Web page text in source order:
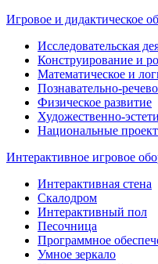
Игровое и дидактическое
Исследовательская
Конструирование и
Математическое и
Познавательно-
Физическое развитие
Художественно-
Национальные
Интерактивное игровое
Интерактивная стена
Скалодром
Интерактивный пол
Песочница
Программное
Умное зеркало